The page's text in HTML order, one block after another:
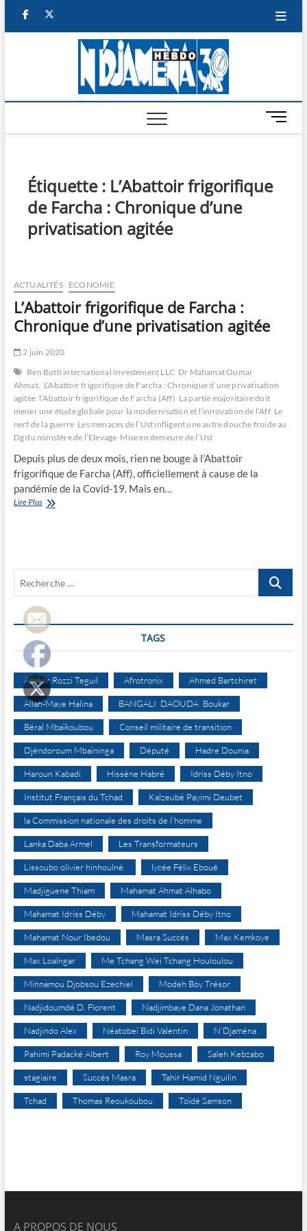
facebook
M
e
u
Étiquette : L’Abattoir frigorifique
de Farcha : Chronique d’une
privatisation agitée
ACTUALITÉS ECONOMIE
L’Abattoir frigorifique de Farcha :
Chronique d’une privatisation agitée
2 juin 2020
Ben Butti international Investement LLC Dr Mahamat Oumar
Ahmat. L’Abattoir frigorifique de Farcha : Chronique d’une privatisation
agitée l’Abattoir frigorifique de Farcha (Aff) La partie majoritaire doit
mener une étude globale pour la modernisation et l’innovation de l’Aff Le
nerf de la guerre Les menaces de l’Ust infligent une autre douche froide au
Dg du ministère de l’Elevage Mise en demeure de l’Ust
Depuis plus de deux mois, rien ne bouge à l’Abattoir
frigorifique de Farcha (Aff), officiellement à cause de la
pandémie de la Covid-19. Mais en…
Lire PlusL’Abattoir
privatisation
Recherche
TAGS
Abakar Rozzi Teguil Afrotronix Ahmed Bartchiret
Allah-Maye Halina BANGALI DAOUDA Boukar
Béral Mbaïkoubou Conseil militaire de transition
Djéndoroum Mbaïninga Député Hadre Dounia
Haroun Kabadi Hissène Habré Idriss Déby Itno
Institut Français du Tchad Kalzeubé Payimi Deubet
la Commission nationale des droits de l’homme
Lanka Daba Armel Les Transformateurs
Lissoubo olivier hinhoulné. lycée Félix Eboué
Madjiguene Thiam Mahamat Ahmat Alhabo
Mahamat Idriss Déby Mahamat Idriss Déby Itno
Mahamat Nour Ibedou Masra Succès Max Kemkoye
Max Loalngar Me Tchang Wei Tchang Houloulou
Minnamou Djobsou Ezechiel Modeh Boy Trésor
Nadjidoumdé D. Florent Nadjimbaye Dana Jonathan
Nadjindo Alex Néatobeï Bidi Valentin N’Djaména
Pahimi Padacké Albert Roy Moussa Saleh Kebzabo
stagiaire Succès Masra Tahir Hamid Nguilin
Tchad Thomas Reoukoubou Toïdé Samson
A PROPOS DE NOUS